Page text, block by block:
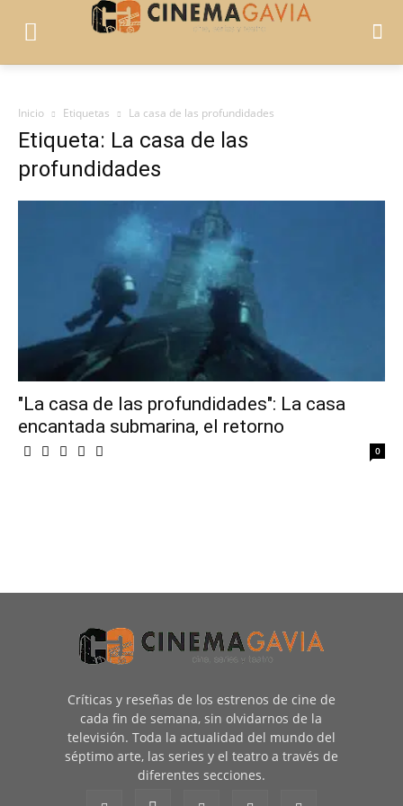
Inicio Etiquetas La casa de las profundidades
Etiqueta: La casa de las
profundidades
"La casa de las profundidades": La casa
encantada submarina, el retorno
0
Críticas y reseñas de los estrenos de cine de
cada fin de semana, sin olvidarnos de la
televisión. Toda la actualidad del mundo del
séptimo arte, las series y el teatro a través de
diferentes secciones.